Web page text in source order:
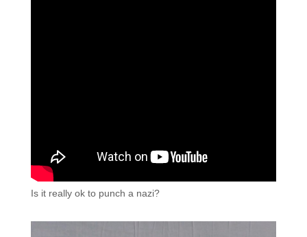
Is it really ok to punch a nazi?